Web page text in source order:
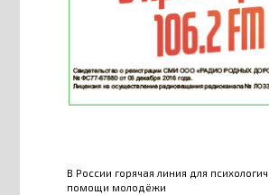
В России горячая линия для
помощи молодёжи